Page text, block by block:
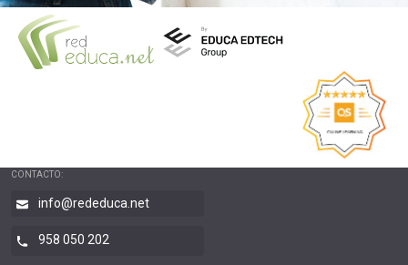
CONTACTO:
info@rededuca.net
958 050 202